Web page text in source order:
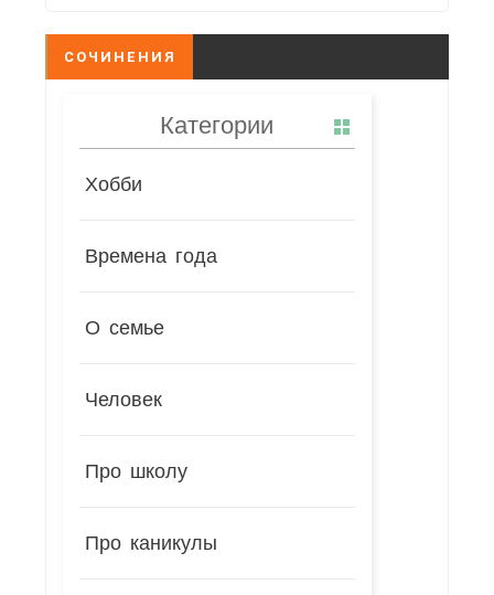
СОЧИНЕНИЯ
Категории
Хобби
Времена года
О семье
Человек
Про школу
Про каникулы